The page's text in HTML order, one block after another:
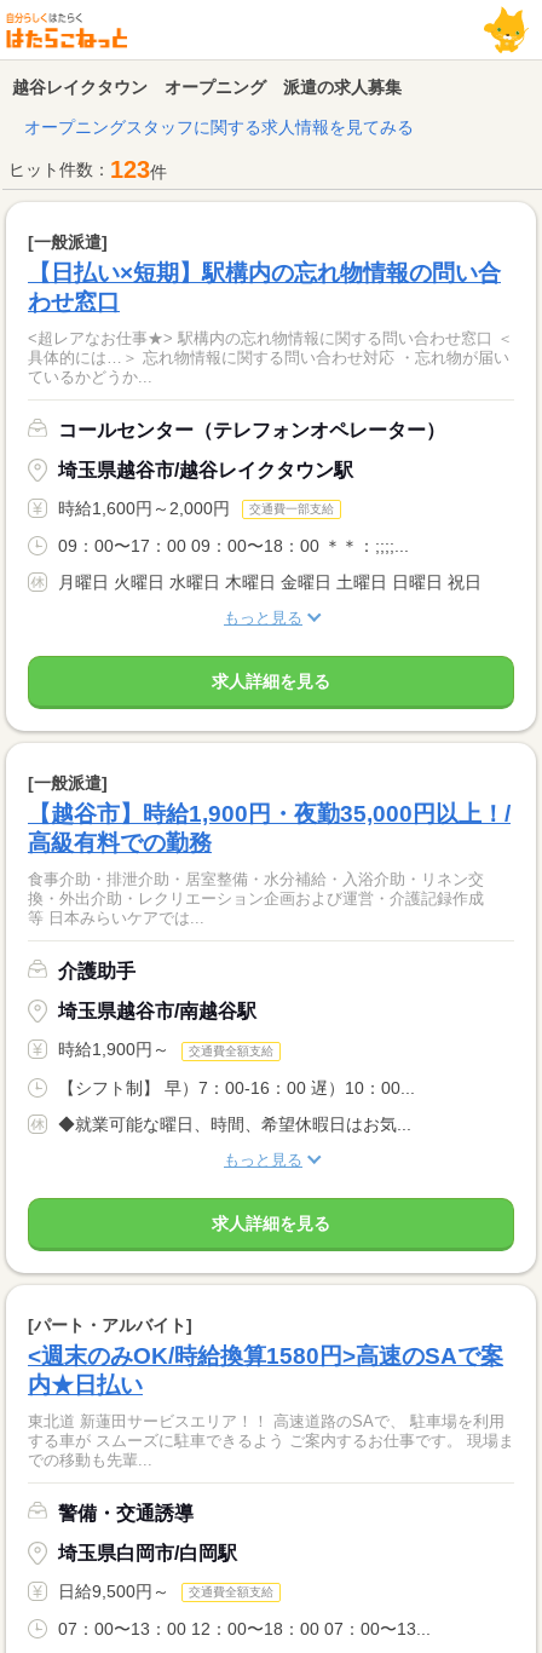
越谷レイクタウン オープニング 派遣の求人募集
オープニングスタッフに関する求人情報を見てみる
ヒット件数： 123件
[一般派遣]
【日払い×短期】駅構内の忘れ物情報の問い合
わせ窓口
<超レアなお仕事★> 駅構内の忘れ物情報に関する問い合わせ窓口 ＜
具体的には…＞ 忘れ物情報に関する問い合わせ対応 ・忘れ物が届い
ているかどうか...
コールセンター（テレフォンオペレーター）
埼玉県越谷市/越谷レイクタウン駅
時給1,600円～2,000円 交通費一部支給
09：00〜17：00 09：00〜18：00 ＊＊：;;;;...
月曜日 火曜日 水曜日 木曜日 金曜日 土曜日 日曜日 祝日
もっと見る
求人詳細を見る
[一般派遣]
【越谷市】時給1,900円・夜勤35,000円以上！/
高級有料での勤務
食事介助・排泄介助・居室整備・水分補給・入浴介助・リネン交
換・外出介助・レクリエーション企画および運営・介護記録作成
等 日本みらいケアでは...
介護助手
埼玉県越谷市/南越谷駅
時給1,900円～ 交通費全額支給
【シフト制】 早）7：00-16：00 遅）10：00...
◆就業可能な曜日、時間、希望休暇日はお気...
もっと見る
求人詳細を見る
[パート・アルバイト]
<週末のみOK/時給換算1580円>高速のSAで案
内★日払い
東北道 新蓮田サービスエリア！！ 高速道路のSAで、 駐車場を利用
する車が スムーズに駐車できるよう ご案内するお仕事です。 現場ま
での移動も先輩...
警備・交通誘導
埼玉県白岡市/白岡駅
日給9,500円～ 交通費全額支給
07：00〜13：00 12：00〜18：00 07：00〜13...